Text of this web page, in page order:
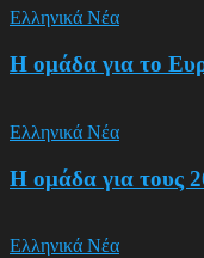
Ελληνικά Νέα
Η ομάδα για το
Ελληνικά Νέα
Η ομάδα για τους
Ελληνικά Νέα